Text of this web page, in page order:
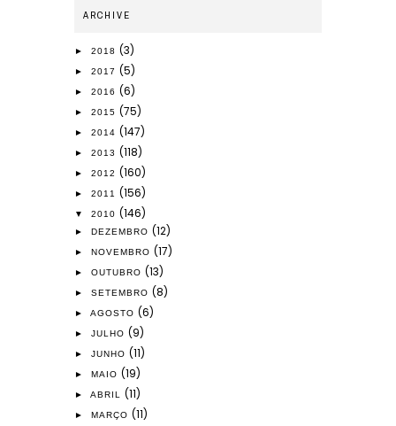
ARCHIVE
► 2018 (3)
► 2017 (5)
► 2016 (6)
► 2015 (75)
► 2014 (147)
► 2013 (118)
► 2012 (160)
► 2011 (156)
▼ 2010 (146)
► DEZEMBRO (12)
► NOVEMBRO (17)
► OUTUBRO (13)
► SETEMBRO (8)
► AGOSTO (6)
► JULHO (9)
► JUNHO (11)
► MAIO (19)
► ABRIL (11)
► MARÇO (11)